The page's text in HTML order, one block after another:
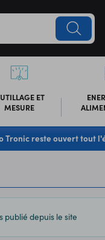
ET
MESURE
Tronic reste ouvert tout
publié depuis le site